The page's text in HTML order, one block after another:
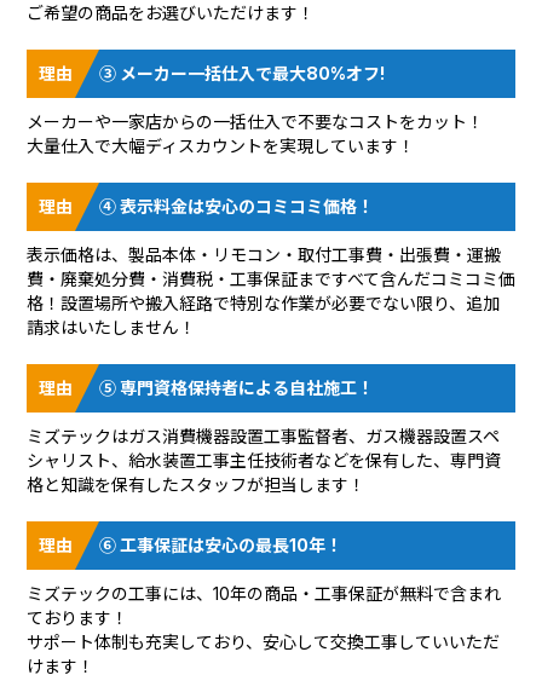
ご希望の商品をお選びいただけます！
③ メーカー一括仕入で最大80%オフ!
メーカーや一家店からの一括仕入で不要なコストをカット！
大量仕入で大幅ディスカウントを実現しています！
④ 表示料金は安心のコミコミ価格！
表示価格は、製品本体・リモコン・取付工事費・出張費・運搬
費・廃棄処分費・消費税・工事保証まですべて含んだコミコミ価
格！設置場所や搬入経路で特別な作業が必要でない限り、追加
請求はいたしません！
⑤ 専門資格保持者による自社施工！
ミズテックはガス消費機器設置工事監督者、ガス機器設置スペ
シャリスト、給水装置工事主任技術者などを保有した、専門資
格と知識を保有したスタッフが担当します！
⑥ 工事保証は安心の最長10年！
ミズテックの工事には、10年の商品・工事保証が無料で含まれ
ております！
サポート体制も充実しており、安心して交換工事していいただ
けます！